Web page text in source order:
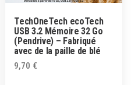
TechOneTech ecoTech
USB 3.2 Mémoire 32 Go
(Pendrive) – Fabriqué
avec de la paille de blé
9,70 €